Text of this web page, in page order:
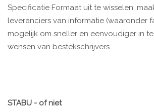
Specificatie Formaat uit te wisselen,
leveranciers van informatie (waaronder
mogelijk om sneller en eenvoudiger in
wensen van bestekschrijvers.
STABU - of niet